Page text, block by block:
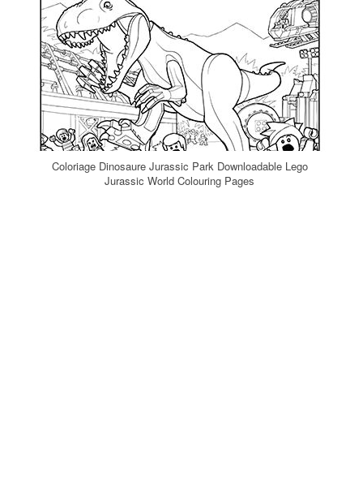
Coloriage Dinosaure Jurassic Park Downloadable Lego
Jurassic World Colouring Pages